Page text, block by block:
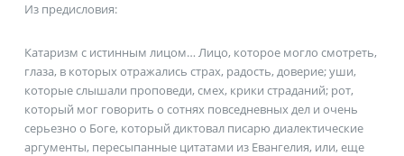
Из предисловия:
Катаризм с истинным лицом… Лицо, которое могло смотреть,
глаза, в которых отражались страх, радость, доверие; уши,
которые слышали проповеди, смех, крики страданий; рот,
который мог говорить о сотнях повседневных дел и очень
серьезно о Боге, который диктовал писарю диалектические
аргументы, пересыпанные цитатами из Евангелия, или, еще